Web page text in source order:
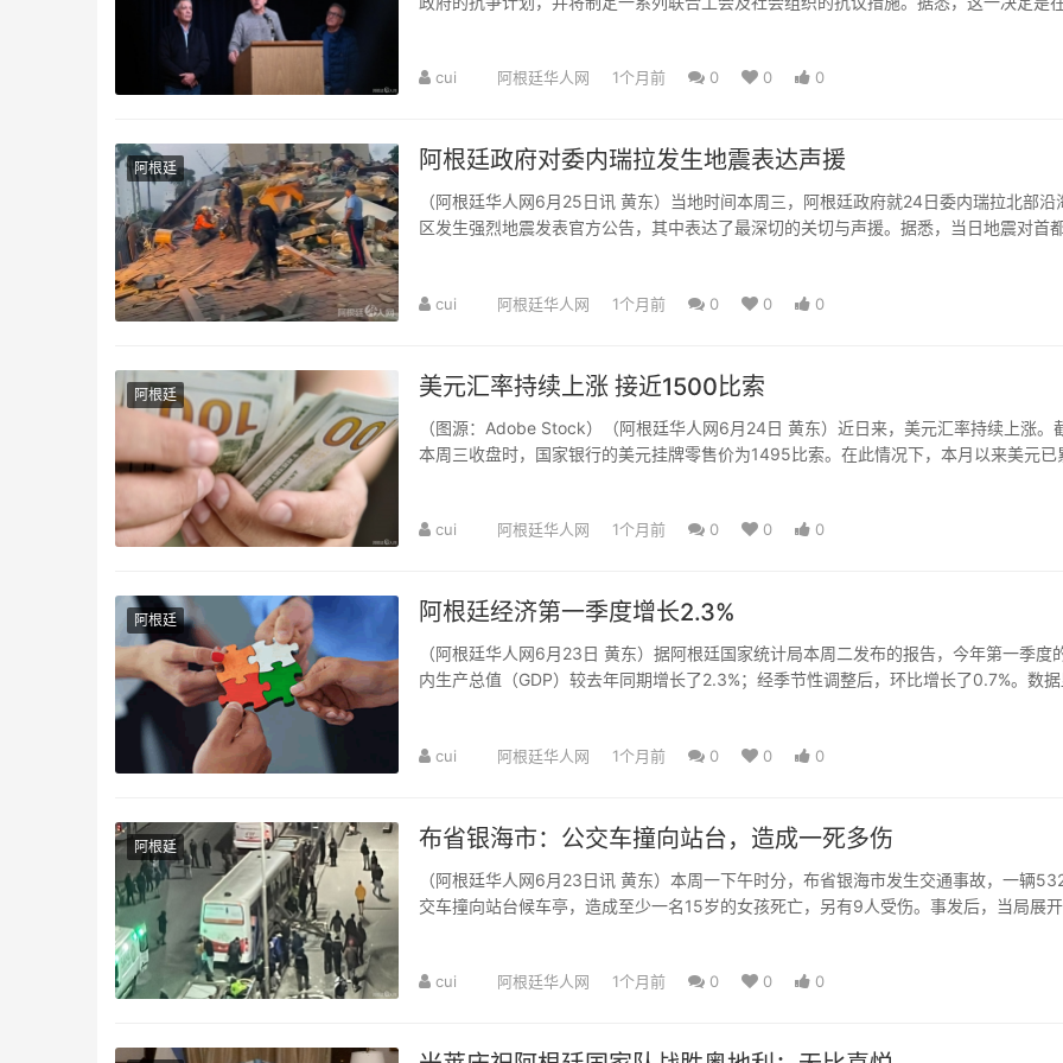
cui 阿根廷华人网 1个月前 0 0 0
阿根廷 阿根廷政府对委内瑞拉发生地震表达声援
（阿根廷华人网6月25日讯 黄东）当地时间本周三，阿根廷政府就24日委内瑞拉北部沿
区发生强烈地震发表官方公告，其中表达了最深切的关切与声援。据悉，当日地震对首
cui 阿根廷华人网 1个月前 0 0 0
阿根廷 美元汇率持续上涨 接近1500比索
（图源：Adobe Stock）（阿根廷华人网6月24日 黄东）近日来，美元汇率持续上涨。
本周三收盘时，国家银行的美元挂牌零售价为1495比索。在此情况下，本月以来美元已
cui 阿根廷华人网 1个月前 0 0 0
阿根廷 阿根廷经济第一季度增长2.3%
（阿根廷华人网6月23日 黄东）据阿根廷国家统计局本周二发布的报告，今年第一季度
内生产总值（GDP）较去年同期增长了2.3%；经季节性调整后，环比增长了0.7%。数据
cui 阿根廷华人网 1个月前 0 0 0
阿根廷 布省银海市：公交车撞向站台，造成一死多伤
（阿根廷华人网6月23日讯 黄东）本周一下午时分，布省银海市发生交通事故，一辆
交车撞向站台候车亭，造成至少一名15岁的女孩死亡，另有9人受伤。事发后，当局展开
cui 阿根廷华人网 1个月前 0 0 0